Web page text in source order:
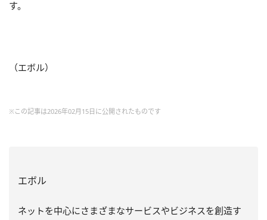
す。
（エボル）
※この記事は2026年02月15日に公開されたものです
エボル
ネットを中心にさまざまなサービスやビジネスを創造す